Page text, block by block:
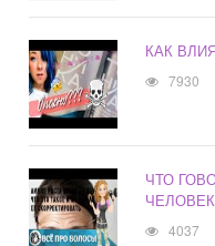
КАК
7930
ЧТО
4037